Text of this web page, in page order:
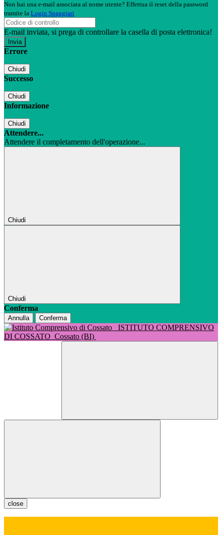
Non hai una e-mail associata al nome utente? Effettua il reset della password
tramite la Login Spaggiari
E-mail inviata, si prega di controllare la casella di posta elettronica!
Errore
Chiudi
Successo
Chiudi
Informazione
Chiudi
Attendere...
Attendere il completamento dell'operazione...
Chiudi
Chiudi
Conferma
Annulla Conferma
ISTITUTO COMPRENSIVO
DI COSSATO Cossato (BI)
close